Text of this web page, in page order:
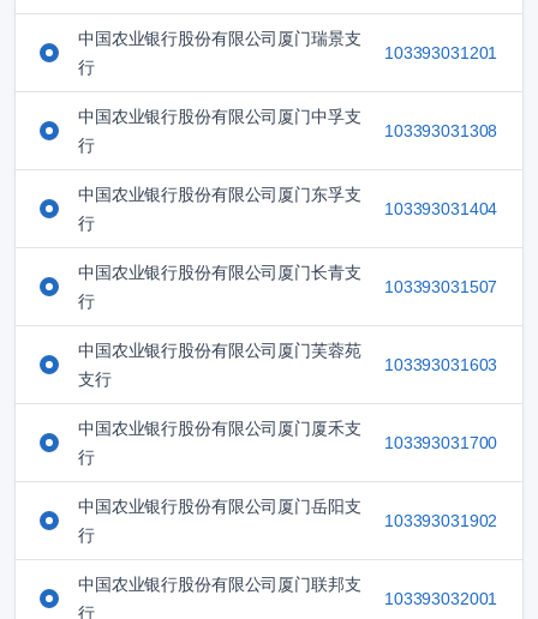
中国农业银行股份有限公司厦门瑞景支
行
103393031201
中国农业银行股份有限公司厦门中孚支
行
103393031308
中国农业银行股份有限公司厦门东孚支
行
103393031404
中国农业银行股份有限公司厦门长青支
行
103393031507
中国农业银行股份有限公司厦门芙蓉苑
支行
103393031603
中国农业银行股份有限公司厦门厦禾支
行
103393031700
中国农业银行股份有限公司厦门岳阳支
行
103393031902
中国农业银行股份有限公司厦门联邦支
行
103393032001